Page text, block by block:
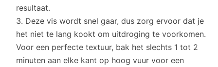
resultaat.
Deze vis wordt snel gaar, dus zorg ervoor dat je
het niet te lang kookt om uitdroging te voorkomen.
Voor een perfecte textuur, bak het slechts 1 tot 2
minuten aan elke kant op hoog vuur voor een